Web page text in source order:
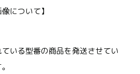
について】
いる型番の商品を発送させてい